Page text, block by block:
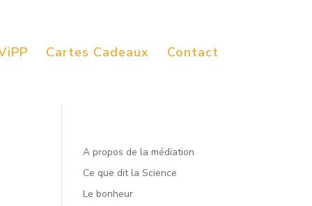
Cartes Cadeaux Contact
A propos de la médiation
Ce que dit la Science
Le bonheur